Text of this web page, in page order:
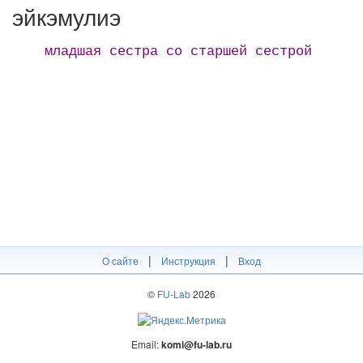
эйкэмулиэ
младшая сестра со старшей сестрой
О сайте | Инструкция | Вход
© FU-Lab2026
Email:komi@fu-lab.ru